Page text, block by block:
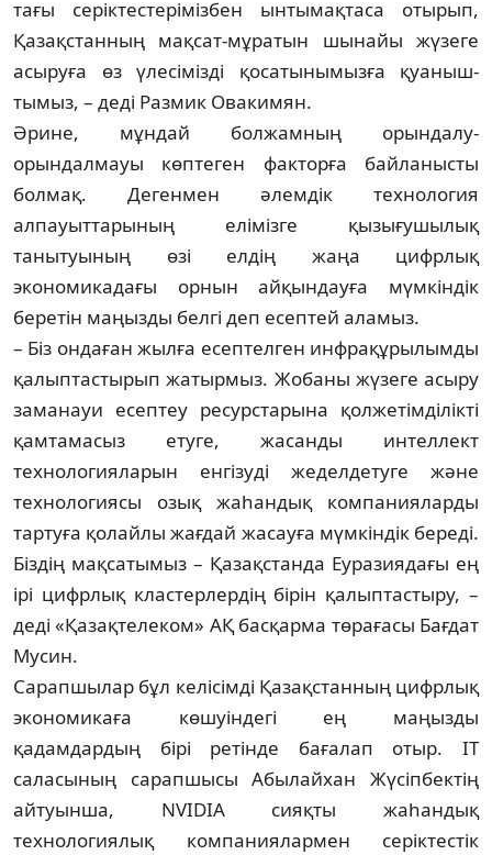
тағы серіктес­терімізбен ынтымақтаса отырып,
Қазақстан­ның мақсат-мұратын шынайы жүзеге
асыруға өз үлесімізді қосатынымызға қуан­ыш­
тымыз, – деді Размик Овакимян.
Әрине, мұндай болжамның орындалу-
орындалмауы көптеген факторға байланыс­ты
болмақ. Дегенмен әлемдік технология
алпауыттарының елімізге қызығушылық
танытуының өзі елдің жаңа цифрлық
экономикадағы орнын айқындауға мүмкін­дік
беретін маңызды белгі деп есептей аламыз.
– Біз ондаған жылға есептелген инфра­құрылымды
қалыптастырып жатырмыз. Жобаны жүзеге асыру
заманауи есептеу ресурстарына қолжетімділікті
қамтамасыз етуге, жасанды интеллект
технологияларын енгізуді жеделдетуге және
технологиясы озық жаһандық компанияларды
тартуға қолайлы жағдай жасауға мүмкіндік береді.
Біздің мақсатымыз – Қазақстанда Еуразия­дағы ең
ірі цифрлық кластерлердің бірін қалыптастыру, –
деді «Қазақтелеком» АҚ басқарма төрағасы Бағдат
Мусин.
Сарапшылар бұл келісімді Қазақстанның цифрлық
экономикаға көшуіндегі ең маңызды
қадамдардың бірі ретінде бағалап отыр. IT
саласының сарапшысы Абылайхан Жүсіпбектің
айтуынша, NVIDIA сияқты жаһандық
технологиялық компаниялармен серіктестік